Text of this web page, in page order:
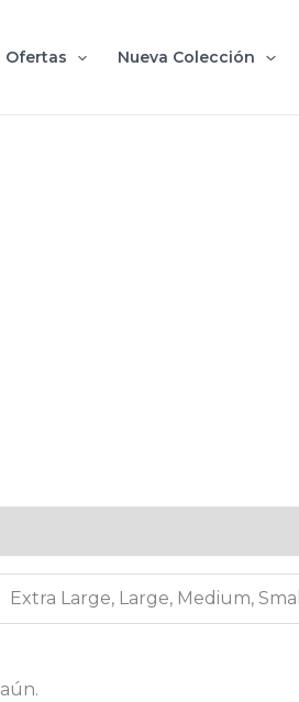
Ofertas Nueva Colección
Extra Large, Large, Medium, Small